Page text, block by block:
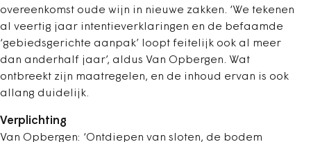
overeenkomst oude wijn in nieuwe zakken. ‘We tekenen
al veertig jaar intentieverklaringen en de befaamde
‘gebiedsgerichte aanpak’ loopt feitelijk ook al meer
dan anderhalf jaar’, aldus Van Opbergen. Wat
ontbreekt zijn maatregelen, en de inhoud ervan is ook
allang duidelijk.
Verplichting
Van Opbergen: ‘Ontdiepen van sloten, de bodem